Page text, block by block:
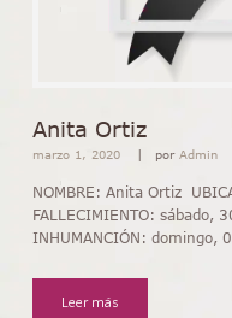
Anita Ortiz
marzo 1, 2020 porAdmin
NOMBRE: Anita Ortiz
FALLECIMIENTO: sábado,
INHUMANCIÓN: domingo,
Leer más